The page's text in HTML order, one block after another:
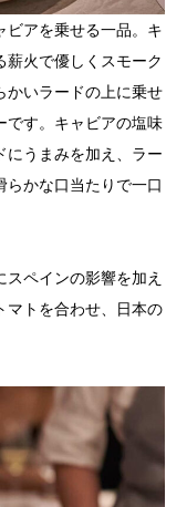
ビアを乗せる一品。キ
薪火で優しくスモーク
かいラードの上に乗せ
です。キャビアの塩味
にうまみを加え、ラー
らかな口当たりで一口
ペインの影響を加え
マトを合わせ、日本の